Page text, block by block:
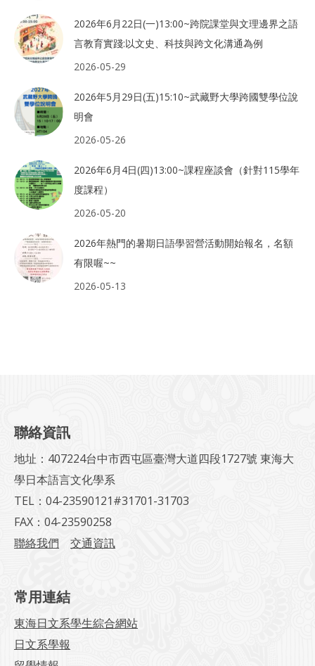
2026年6月22日(一)13:00~跨院課堂與文理邊界之語
言教育實踐:以文史、科技與跨文化溝通為例
2026-05-29
2026年5月29日(五)15:10~武藏野大學跨國雙學位說
明會
2026-05-26
2026年6月4日(四)13:00~課程座談會（針對115學年
度課程）
2026-05-20
2026年熱門的暑期日語學習營活動開始報名，名額
有限喔~~
2026-05-13
聯絡資訊
地址：407224台中市西屯區臺灣大道四段1727號 東海大
學日本語言文化學系
TEL：04-23590121#31701-31703
FAX：04-23590258
聯絡我們
交通資訊
常用連結
東海日文系學生綜合網站
日文系學報